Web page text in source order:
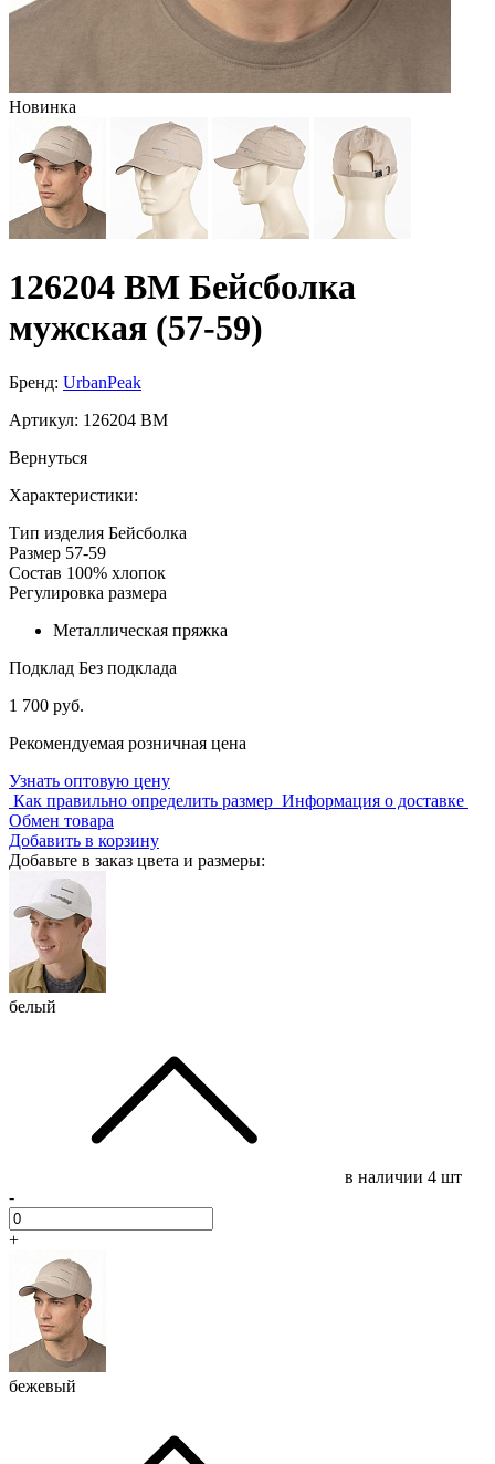
Новинка
126204 BM Бейсболка
мужская (57-59)
Бренд: UrbanPeak
Артикул: 126204 BM
Вернуться
Характеристики:
Тип изделия Бейсболка
Размер 57-59
Состав 100% хлопок
Регулировка размера
Металлическая пряжка
Подклад Без подклада
1 700 руб.
Рекомендуемая розничная цена
Узнать оптовую цену
Как правильно определить размер Информация о доставке
Обмен товара
Добавить в корзину
Добавьте в заказ цвета и размеры:
белый
в наличии 4 шт
-
+
бежевый